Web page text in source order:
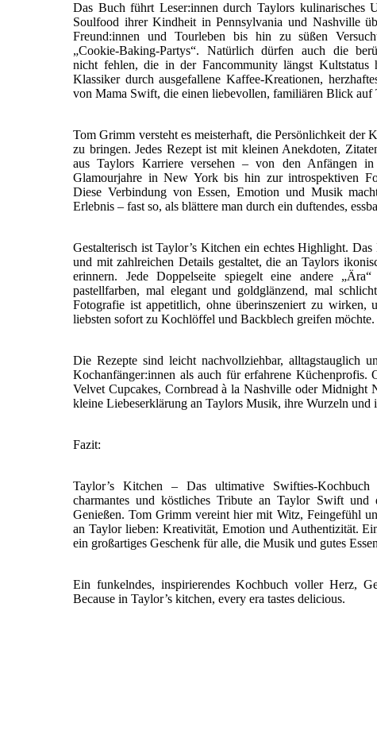
Das Buch führt Leser:innen durch Taylors kulinarisches
Soulfood ihrer Kindheit in Pennsylvania und Nashville
Freund:innen und Tourleben bis hin zu süßen
„Cookie-Baking-Partys“. Natürlich dürfen auch die
nicht fehlen, die in der Fancommunity längst Kultstatus
Klassiker durch ausgefallene Kaffee-Kreationen,
von Mama Swift, die einen liebevollen, familiären Blick auf
Tom Grimm versteht es meisterhaft, die Persönlichkeit der
zu bringen. Jedes Rezept ist mit kleinen Anekdoten,
aus Taylors Karriere versehen – von den Anfängen
Glamourjahre in New York bis hin zur introspektiven
Diese Verbindung von Essen, Emotion und Musik
Erlebnis – fast so, als blättere man durch ein duftendes,
Gestalterisch ist Taylor’s Kitchen ein echtes Highlight.
und mit zahlreichen Details gestaltet, die an Taylors
erinnern. Jede Doppelseite spiegelt eine andere
pastellfarben, mal elegant und goldglänzend, mal
Fotografie ist appetitlich, ohne überinszeniert zu wirken,
liebsten sofort zu Kochlöffel und Backblech greifen möchte.
Die Rezepte sind leicht nachvollziehbar, alltagstauglich
Kochanfänger:innen als auch für erfahrene Küchenprofis.
Velvet Cupcakes, Cornbread à la Nashville oder Midnight
kleine Liebeserklärung an Taylors Musik, ihre Wurzeln und
Fazit:
Taylor’s Kitchen – Das ultimative Swifties-
charmantes und köstliches Tribute an Taylor Swift und
Genießen. Tom Grimm vereint hier mit Witz, Feingefühl
an Taylor lieben: Kreativität, Emotion und Authentizität.
ein großartiges Geschenk für alle, die Musik und gutes
Ein funkelndes, inspirierendes Kochbuch voller Herz,
Because in Taylor’s kitchen, every era tastes delicious.